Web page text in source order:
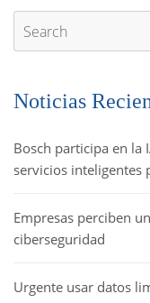
Noticias
Bosch participa en la
servicios inteligentes
Empresas perciben
ciberseguridad
Urgente usar datos